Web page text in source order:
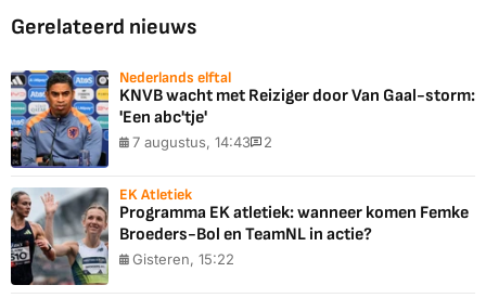
Gerelateerd nieuws
Nederlands elftal
KNVB wacht met Reiziger door Van Gaal-storm:
'Een abc'tje'
7 augustus, 14:43 2
EK Atletiek
Programma EK atletiek: wanneer komen Femke
Broeders-Bol en TeamNL in actie?
Gisteren, 15:22